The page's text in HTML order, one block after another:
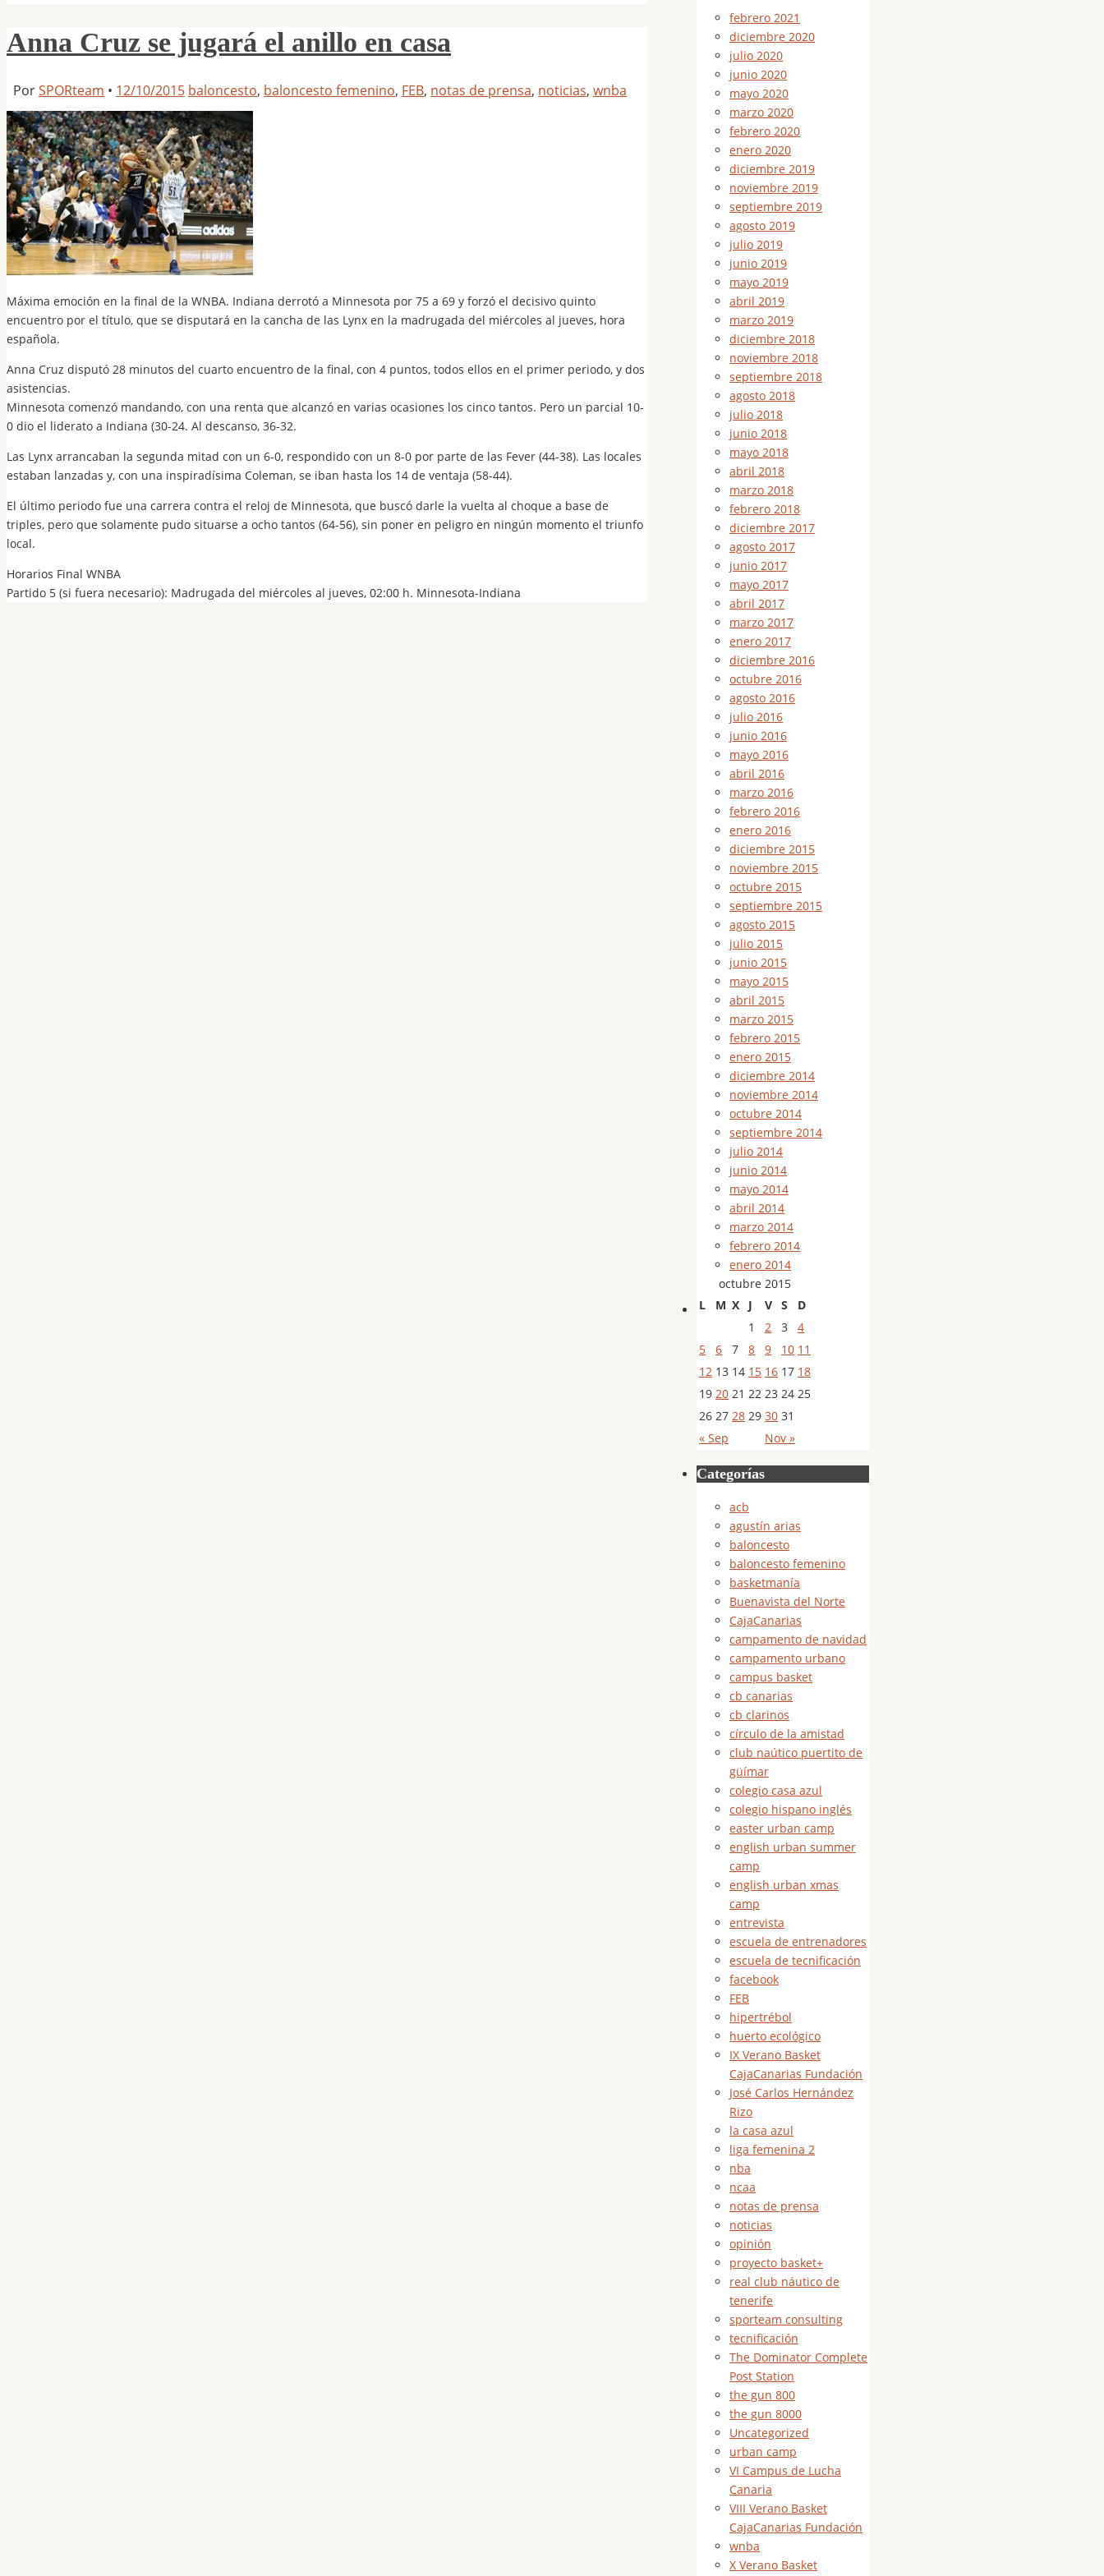
Anna Cruz se jugará el anillo en casa
PorSPORteam • 12/10/2015 baloncesto, baloncesto femenino, FEB, notas de prensa, noticias, wnba
Máxima emoción en la final de la WNBA. Indiana derrotó a Minnesota por 75 a 69 y forzó el decisivo quinto
encuentro por el título, que se disputará en la cancha de las Lynx en la madrugada del miércoles al jueves, hora
española.
Anna Cruz disputó 28 minutos del cuarto encuentro de la final, con 4 puntos, todos ellos en el primer periodo, y dos
asistencias.
Minnesota comenzó mandando, con una renta que alcanzó en varias ocasiones los cinco tantos. Pero un parcial 10-
0 dio el liderato a Indiana (30-24. Al descanso, 36-32.
Las Lynx arrancaban la segunda mitad con un 6-0, respondido con un 8-0 por parte de las Fever (44-38). Las locales
estaban lanzadas y, con una inspiradísima Coleman, se iban hasta los 14 de ventaja (58-44).
El último periodo fue una carrera contra el reloj de Minnesota, que buscó darle la vuelta al choque a base de
triples, pero que solamente pudo situarse a ocho tantos (64-56), sin poner en peligro en ningún momento el triunfo
local.
Horarios Final WNBA
Partido 5 (si fuera necesario): Madrugada del miércoles al jueves, 02:00 h. Minnesota-Indiana
febrero 2021
diciembre 2020
julio 2020
junio 2020
mayo 2020
marzo 2020
febrero 2020
enero 2020
diciembre 2019
noviembre 2019
septiembre 2019
agosto 2019
julio 2019
junio 2019
mayo 2019
abril 2019
marzo 2019
diciembre 2018
noviembre 2018
septiembre 2018
agosto 2018
julio 2018
junio 2018
mayo 2018
abril 2018
marzo 2018
febrero 2018
diciembre 2017
agosto 2017
junio 2017
mayo 2017
abril 2017
marzo 2017
enero 2017
diciembre 2016
octubre 2016
agosto 2016
julio 2016
junio 2016
mayo 2016
abril 2016
marzo 2016
febrero 2016
enero 2016
diciembre 2015
noviembre 2015
octubre 2015
septiembre 2015
agosto 2015
julio 2015
junio 2015
mayo 2015
abril 2015
marzo 2015
febrero 2015
enero 2015
diciembre 2014
noviembre 2014
octubre 2014
septiembre 2014
julio 2014
junio 2014
mayo 2014
abril 2014
marzo 2014
febrero 2014
enero 2014
octubre 2015
L
M X J V S D
« Sep Nov »
1 2 3
4
5
6 7 8 9 10 11
12 13 14 15 16 17 18
19 20 21 22 23 24 25
26 27 28 29 30 31
Categorías
acb
agustín arias
baloncesto
baloncesto femenino
basketmanía
Buenavista del Norte
CajaCanarias
campamento de navidad
campamento urbano
campus basket
cb canarias
cb clarinos
círculo de la amistad
club naútico puertito de
güímar
colegio casa azul
colegio hispano inglés
easter urban camp
english urban summer
camp
english urban xmas
camp
entrevista
escuela de entrenadores
escuela de tecnificación
facebook
FEB
hipertrébol
huerto ecológico
IX Verano Basket
CajaCanarias Fundación
José Carlos Hernández
Rizo
la casa azul
liga femenina 2
nba
ncaa
notas de prensa
noticias
opinión
proyecto basket+
real club náutico de
tenerife
sporteam consulting
tecnificación
The Dominator Complete
Post Station
the gun 800
the gun 8000
Uncategorized
urban camp
VI Campus de Lucha
Canaria
VIII Verano Basket
CajaCanarias Fundación
wnba
X Verano Basket